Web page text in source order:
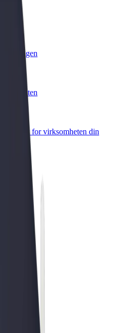
inntekten
for virksomheten din